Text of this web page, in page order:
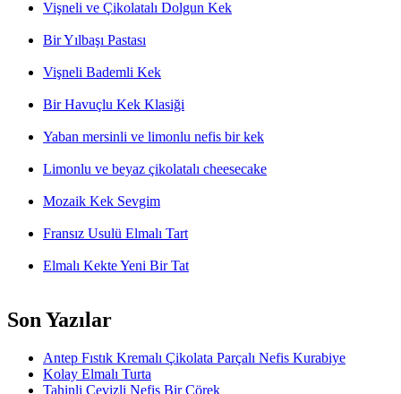
Vişneli ve Çikolatalı Dolgun Kek
Bir Yılbaşı Pastası
Vişneli Bademli Kek
Bir Havuçlu Kek Klasiği
Yaban mersinli ve limonlu nefis bir kek
Limonlu ve beyaz çikolatalı cheesecake
Mozaik Kek Sevgim
Fransız Usulü Elmalı Tart
Elmalı Kekte Yeni Bir Tat
Son Yazılar
Antep Fıstık Kremalı Çikolata Parçalı Nefis Kurabiye
Kolay Elmalı Turta
Tahinli Cevizli Nefis Bir Çörek